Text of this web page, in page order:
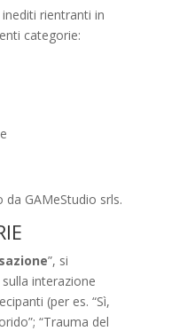
rientranti in
categorie:
GAMeStudio srls.
”, si
interazione
(per es. “Sì,
“Trauma del